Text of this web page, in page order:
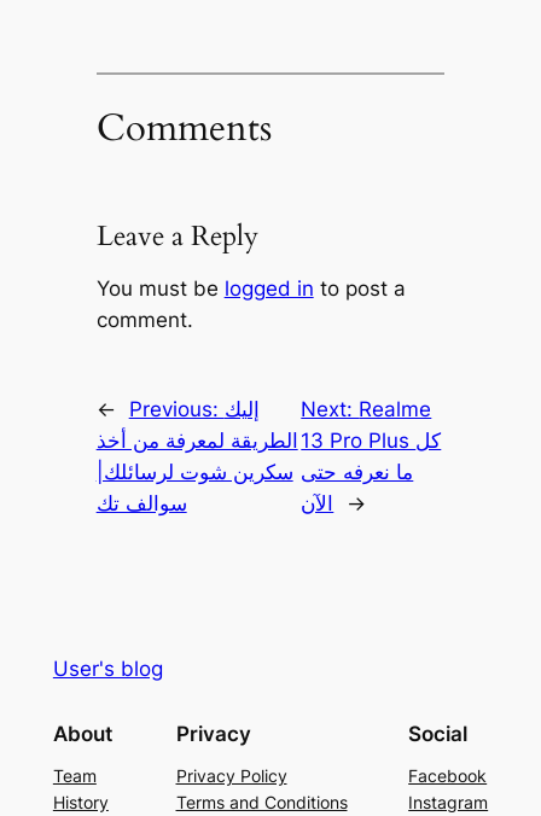
Comments
Leave a Reply
You must be logged in to post a
comment.
← Previous: إليك
الطريقة لمعرفة من أخذ
سكرين شوت لرسائلك|
سوالف تك
Next: Realme
13 Pro Plus كل
ما نعرفه حتى
الآن
→
User's blog
About
Team
History
Privacy
Privacy Policy
Terms and Conditions
Social
Facebook
Instagram